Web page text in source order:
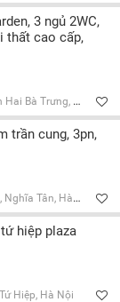
3 ngủ 2WC,
thất cao cấp,
Q.Hai Bà Trưng, Hà Nội
trần cung, 3pn,
Tân, Hà Nội
hiệp plaza
Hiệp, Hà Nội